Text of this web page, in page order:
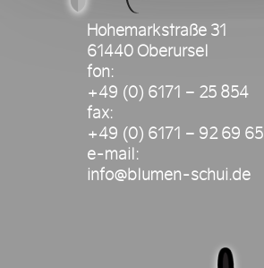
Hohemarkstraße 31
61440 Oberursel
fon:
+49 (0) 6171 – 25 854
fax:
+49 (0) 6171 – 92 69 65
e-mail:
info@blumen-schui.de